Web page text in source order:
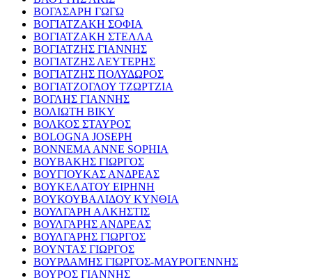
ΒΟΓΑΣΑΡΗ ΓΩΓΩ
ΒΟΓΙΑΤΖΑΚΗ ΣΟΦΙΑ
ΒΟΓΙΑΤΖΑΚΗ ΣΤΕΛΛΑ
ΒΟΓΙΑΤΖΗΣ ΓΙΑΝΝΗΣ
ΒΟΓΙΑΤΖΗΣ ΛΕΥΤΕΡΗΣ
ΒΟΓΙΑΤΖΗΣ ΠΟΛΥΔΩΡΟΣ
ΒΟΓΙΑΤΖΟΓΛΟΥ ΤΖΩΡΤΖΙΑ
ΒΟΓΛΗΣ ΓΙΑΝΝΗΣ
ΒΟΛΙΩΤΗ ΒΙΚΥ
ΒΟΛΚΟΣ ΣΤΑΥΡΟΣ
BOLOGNA JOSEPH
BONNEMA ANNE SOPHIA
ΒΟΥΒΑΚΗΣ ΓΙΩΡΓΟΣ
ΒΟΥΓΙΟΥΚΑΣ ΑΝΔΡΕΑΣ
ΒΟΥΚΕΛΑΤΟΥ ΕΙΡΗΝΗ
ΒΟΥΚΟΥΒΑΛΙΔΟΥ ΚΥΝΘΙΑ
ΒΟΥΛΓΑΡΗ ΑΛΚΗΣΤΙΣ
ΒΟΥΛΓΑΡΗΣ ΑΝΔΡΕΑΣ
ΒΟΥΛΓΑΡΗΣ ΓΙΩΡΓΟΣ
ΒΟΥΝΤΑΣ ΓΙΩΡΓΟΣ
ΒΟΥΡΔΑΜΗΣ ΓΙΩΡΓΟΣ-ΜΑΥΡΟΓΕΝΝΗΣ
ΒΟΥΡΟΣ ΓΙΑΝΝΗΣ